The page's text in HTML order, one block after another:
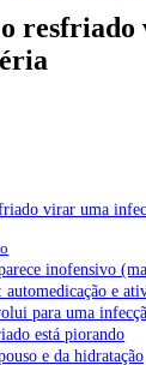
virar uma
inofensivo
e
para uma
está piorando
e da hidratação